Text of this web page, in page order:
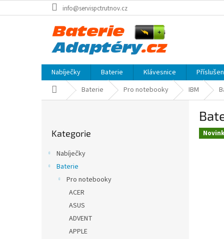
na
info@servispctrutnov.cz
Nabíječky Baterie Klávesnice
Domů Baterie Pro notebooky IBM
kategorie
Kategorie
Nabíječky
Baterie
Pro notebooky
ACER
ASUS
ADVENT
APPLE